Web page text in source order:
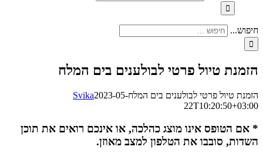
חיפוש...
הזמנת טיול פרטי לבולענים בים המלח
הזמנת טיול פרטי לבולענים בים המלח Svika2023-05-
22T10:20:50+03:00
* אם הטופס אינו מוצג כהלכה, או אינכם רואים את תוכן
השדות, סובבו את הטלפון למצב מאוזן.